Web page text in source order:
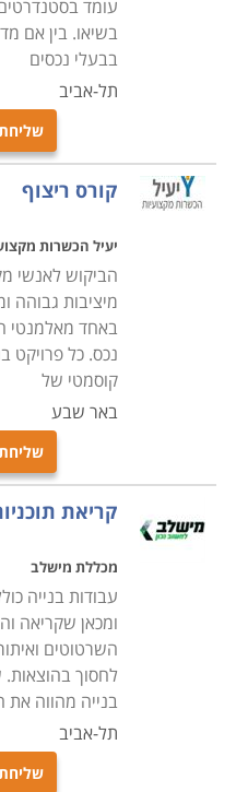
עומד
בשיאו. בין אם
בבעלי נכסים
תל-אביב
קורס ריצוף
יעיל הכשרות
הביקוש לאנשי
מיציבות גבוהה
באחד מאלמנטי
נכס. כל פרויקט
קוסמטי של
באר שבע
קריאת
מכללת מישלב
עבודות בנייה
ומכאן שקריאה
השרטוטים
לחסוך בהוצאות.
בנייה מהווה את
תל-אביב